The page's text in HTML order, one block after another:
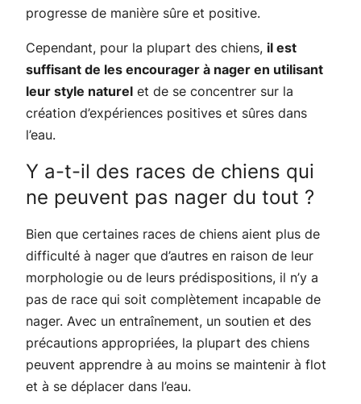
progresse de manière sûre et positive.
Cependant, pour la plupart des chiens, il est
suffisant de les encourager à nager en utilisant
leur style naturel et de se concentrer sur la
création d’expériences positives et sûres dans
l’eau.
Y a-t-il des races de chiens qui
ne peuvent pas nager du tout ?
Bien que certaines races de chiens aient plus de
difficulté à nager que d’autres en raison de leur
morphologie ou de leurs prédispositions, il n’y a
pas de race qui soit complètement incapable de
nager. Avec un entraînement, un soutien et des
précautions appropriées, la plupart des chiens
peuvent apprendre à au moins se maintenir à flot
et à se déplacer dans l’eau.